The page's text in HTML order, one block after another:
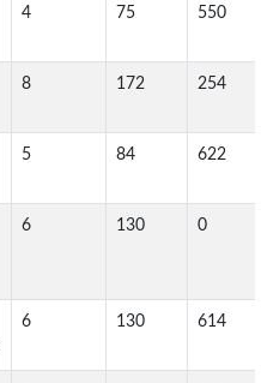
4 75 550
8 172 254
5 84 622
6 130 0
6 130 614